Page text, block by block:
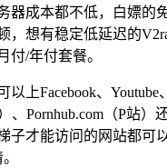
器成本都不低，白嫖的
，想有稳定低延迟的
付/年付套餐。
上Facebook、Youtube
、Pornhub.com（P站）
子才能访问的网站都可